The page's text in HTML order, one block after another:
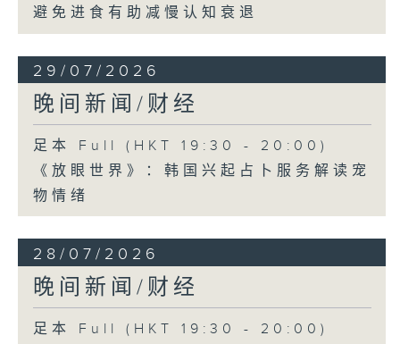
避免进食有助减慢认知衰退
29/07/2026
晚间新闻/财经
足本 Full (HKT 19:30 - 20:00)
《放眼世界》：韩国兴起占卜服务解读宠
物情绪
28/07/2026
晚间新闻/财经
足本 Full (HKT 19:30 - 20:00)